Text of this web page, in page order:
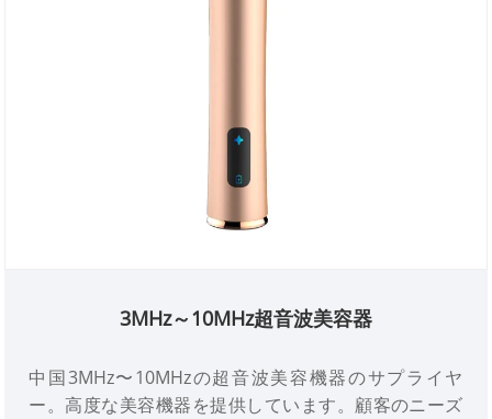
3MHz～10MHz超音波美容器
中国3MHz〜10MHzの超音波美容機器のサプライヤ
ー。高度な美容機器を提供しています。顧客のニーズ